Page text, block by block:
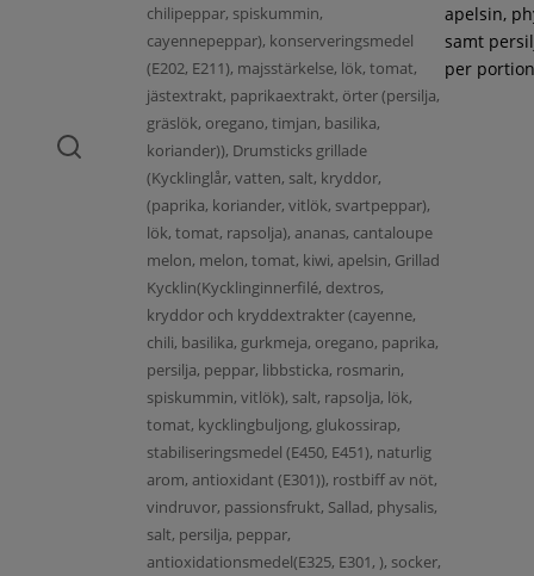
chilipeppar, spiskummin,
cayennepeppar), konserveringsmedel
(E202, E211), majsstärkelse, lök, tomat,
jästextrakt, paprikaextrakt, örter (persilja,
gräslök, oregano, timjan, basilika,
koriander)), Drumsticks grillade
(Kycklinglår, vatten, salt, kryddor,
(paprika, koriander, vitlök, svartpeppar),
lök, tomat, rapsolja), ananas, cantaloupe
melon, melon, tomat, kiwi, apelsin, Grillad
Kycklin(Kycklinginnerfilé, dextros,
kryddor och kryddextrakter (cayenne,
chili, basilika, gurkmeja, oregano, paprika,
persilja, peppar, libbsticka, rosmarin,
spiskummin, vitlök), salt, rapsolja, lök,
tomat, kycklingbuljong, glukossirap,
stabiliseringsmedel (E450, E451), naturlig
arom, antioxidant (E301)), rostbiff av nöt,
vindruvor, passionsfrukt, Sallad, physalis,
salt, persilja, peppar,
antioxidationsmedel(E325, E301, ), socker,
apelsin,
samt
per